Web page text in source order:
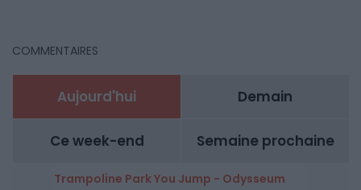
COMMENTAIRES
Aujourd'hui Demain
Ce week-end Semaine prochaine
Trampoline Park You Jump - Odysseum